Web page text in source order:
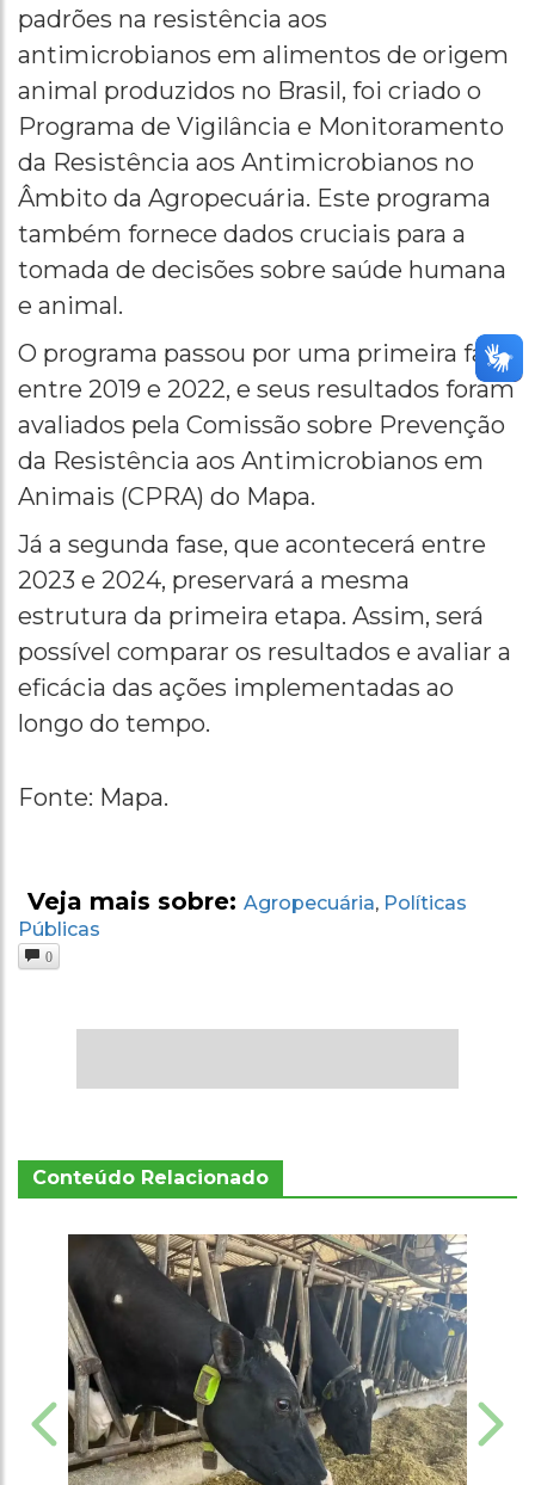
padrões na resistência aos
antimicrobianos em alimentos de origem
animal produzidos no Brasil, foi criado o
Programa de Vigilância e Monitoramento
da Resistência aos Antimicrobianos no
Âmbito da Agropecuária. Este programa
também fornece dados cruciais para a
tomada de decisões sobre saúde humana
e animal.
O programa passou por uma primeira fase
entre 2019 e 2022, e seus resultados foram
avaliados pela Comissão sobre Prevenção
da Resistência aos Antimicrobianos em
Animais (CPRA) do Mapa.
Já a segunda fase, que acontecerá entre
2023 e 2024, preservará a mesma
estrutura da primeira etapa. Assim, será
possível comparar os resultados e avaliar a
eficácia das ações implementadas ao
longo do tempo.
Fonte: Mapa.
Veja mais sobre: Agropecuária, Políticas
Públicas
0
Conteúdo Relacionado